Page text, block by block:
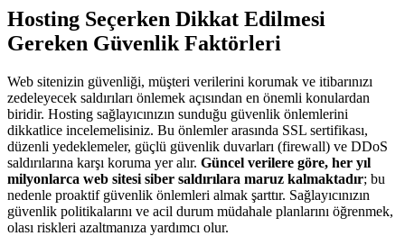
Hosting Seçerken Dikkat Edilmesi
Gereken Güvenlik Faktörleri
Web sitenizin güvenliği, müşteri verilerini korumak ve itibarınızı
zedeleyecek saldırıları önlemek açısından en önemli konulardan
biridir. Hosting sağlayıcınızın sunduğu güvenlik önlemlerini
dikkatlice incelemelisiniz. Bu önlemler arasında SSL sertifikası,
düzenli yedeklemeler, güçlü güvenlik duvarları (firewall) ve DDoS
saldırılarına karşı koruma yer alır. Güncel verilere göre, her yıl
milyonlarca web sitesi siber saldırılara maruz kalmaktadır; bu
nedenle proaktif güvenlik önlemleri almak şarttır. Sağlayıcınızın
güvenlik politikalarını ve acil durum müdahale planlarını öğrenmek,
olası riskleri azaltmanıza yardımcı olur.